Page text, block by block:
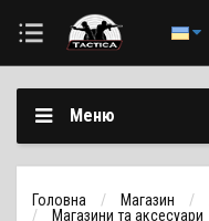
Меню
Головна Магазин
Магазини та аксесуари